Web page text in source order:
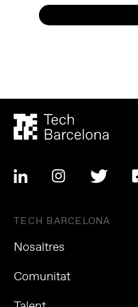
TECH BARCELONA
Nosaltres
Comunitat